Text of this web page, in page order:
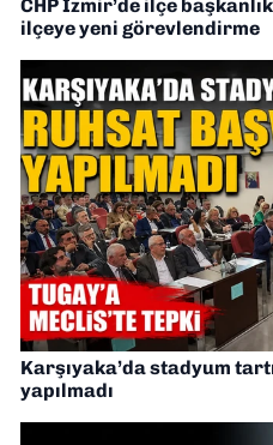
CHP İzmir’de ilçe
ilçeye yeni görevlendirme
Karşıyaka’da stadyum
yapılmadı